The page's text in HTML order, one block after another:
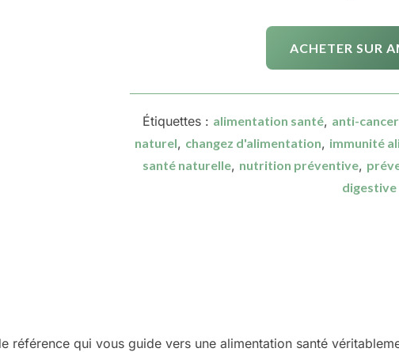
ACHETER SUR
Étiquettes : alimentation santé, anti-
naturel, changez d'alimentation, immunité
santé naturelle, nutrition préventive,
digestive
référence qui vous guide vers une alimentation santé